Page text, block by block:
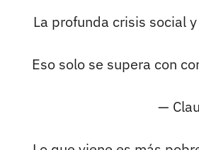
La profunda crisis social
Eso solo se supera con
—